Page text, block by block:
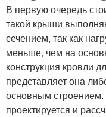
В первую очередь
такой крыши
сечением, так как
меньше, чем на
конструкция кровли
представляет она
основным
проектируется и